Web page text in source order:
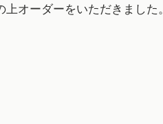
オーダーをいただきました。